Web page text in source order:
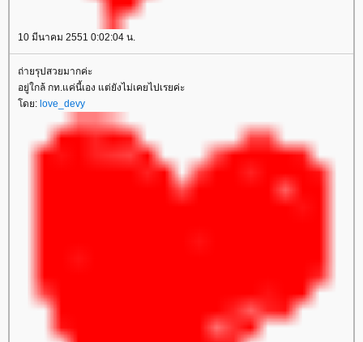
10 มีนาคม 2551 0:02:04 น.
ถ่ายรุปสวยมากค่ะ
อยู่ใกล้ กท.แค่นี้เอง แต่ยังไม่เคยไปเรยค่ะ
โดย: love_devy